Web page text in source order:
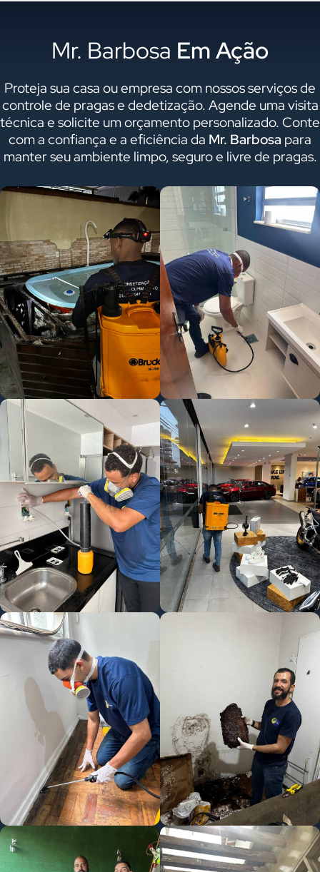
Mr. Barbosa Em Ação
Proteja sua casa ou empresa com nossos serviços de
controle de pragas e dedetização. Agende uma visita
técnica e solicite um orçamento personalizado. Conte
com a confiança e a eficiência da Mr. Barbosa para
manter seu ambiente limpo, seguro e livre de pragas.